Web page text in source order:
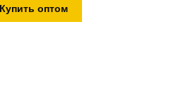
Купить оптом